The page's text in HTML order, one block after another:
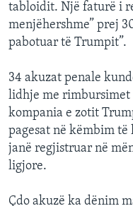
tabloidit. Një faturë i
menjëhershme” prej
pabotuar të Trumpit”.
34 akuzat penale
lidhje me rimbursimet
kompania e zotit
pagesat në këmbim të
janë regjistruar në
ligjore.
Çdo akuzë ka dënim